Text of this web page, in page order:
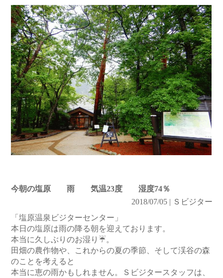
今朝の塩原 雨 気温23度 湿度74％
2018/07/05 | Ｓビジター
「塩原温泉ビジターセンター」
本日の塩原は雨の降る朝を迎えております。
本当に久しぶりのお湿り☔。
田畑の農作物や、これからの夏の季節、そして渓谷の森
のことを考えると
本当に恵の雨かもしれません。Ｓビジタースタッフは、